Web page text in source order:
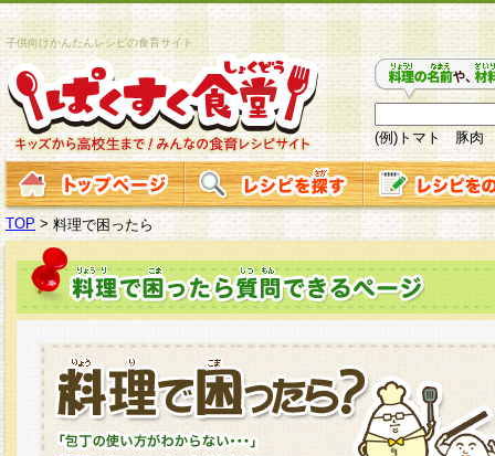
子供向けかんたんレシピの食育サイト
(例)トマト 豚肉
TOP >料理で困ったら